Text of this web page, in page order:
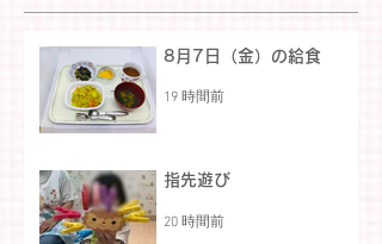
8月7日（金）の給食
19 時間前
指先遊び
20 時間前